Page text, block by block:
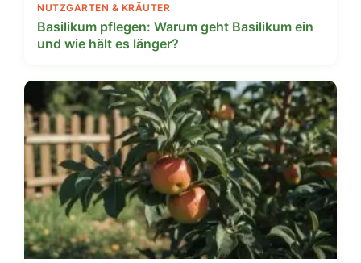
NUTZGARTEN & KRÄUTER
Basilikum pflegen: Warum geht Basilikum ein
und wie hält es länger?